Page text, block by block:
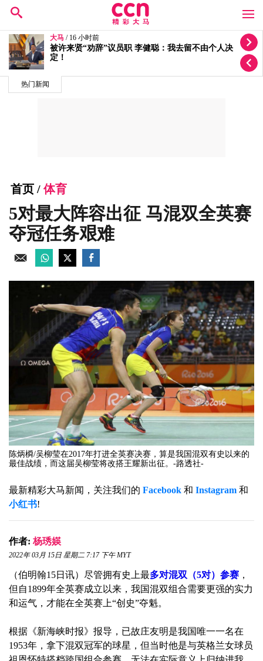
热门新闻
大马 / 17 小时前
朝圣局案双线调查 反贪会延扣3人警方查5投报
首页 / 体育
5对最大阵容出征 马混双全英赛
夺冠任务艰难
陈炳橓/吴柳莹在2017年打进全英赛决赛，算是我国混双有史以来的
最佳战绩，而这届吴柳莹将改搭王耀新出征。-路透社-
最新精彩大马新闻，关注我们的 Facebook 和 Instagram 和
小红书!
作者: 杨琇媖
2022年 03月 15日 星期二 7:17 下午 MYT
（伯明翰15日讯）尽管拥有史上最多对混双（5对）参赛 ，
但自1899年全英赛成立以来，我国混双组合需要更强的实力
和运气，才能在全英赛上“创史”夺魁。
根据《新海峡时报》报导，已故庄友明是我国唯一一名在
1953年，拿下混双冠军的球星，但当时他是与英格兰女球员